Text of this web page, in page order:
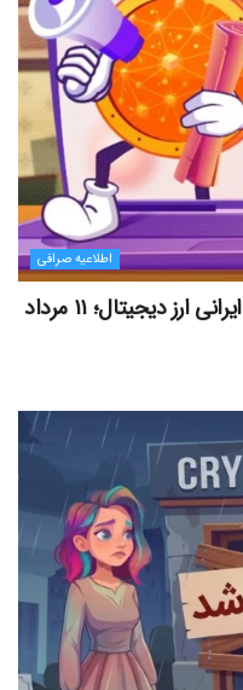
اطلاعیه صرافی
اطلاعیه و اتفاقات مهم صرافی‌های ایرانی ارز دیجیتال؛ ۱۱ مرداد